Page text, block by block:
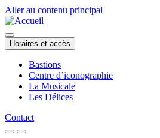
Aller au contenu principal
Horaires et accès
Bastions
Centre d’iconographie
La Musicale
Les Délices
Contact